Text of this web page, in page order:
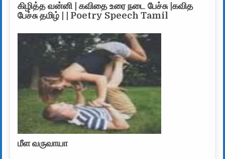
கிழித்த வன்னி | கவிதை உரை நடை பேச்சு |கவித
பேச்சு தமிழ் | | Poetry Speech Tamil
மீள வருவாயா